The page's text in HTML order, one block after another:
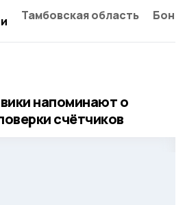
Тамбовская область
напоминают о
счётчиков